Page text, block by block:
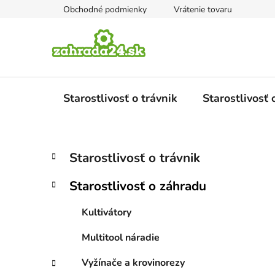
Obchodné podmienky Vrátenie tovaru
Starostlivosť o trávnik Starostlivosť
B
č
n
Preskočiť
kategórie
K
a
e
e
Starostlivosť o trávnik
Starostlivosť o záhradu
Kultivátory
Multitool náradie
Vyžínače a krovinorezy